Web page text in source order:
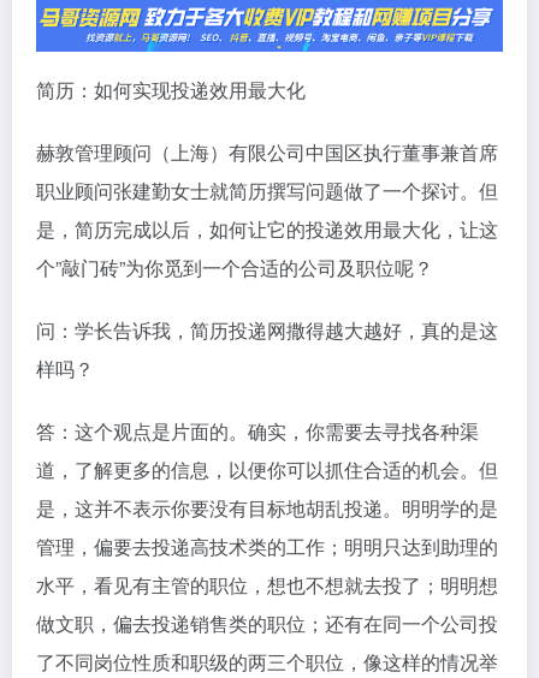
简历：如何实现投递效用最大化
赫敦管理顾问（上海）有限公司中国区执行董事兼首席
职业顾问张建勤女士就简历撰写问题做了一个探讨。但
是，简历完成以后，如何让它的投递效用最大化，让这
个”敲门砖”为你觅到一个合适的公司及职位呢？
问：学长告诉我，简历投递网撒得越大越好，真的是这
样吗？
答：这个观点是片面的。确实，你需要去寻找各种渠
道，了解更多的信息，以便你可以抓住合适的机会。但
是，这并不表示你要没有目标地胡乱投递。明明学的是
管理，偏要去投递高技术类的工作；明明只达到助理的
水平，看见有主管的职位，想也不想就去投了；明明想
做文职，偏去投递销售类的职位；还有在同一个公司投
了不同岗位性质和职级的两三个职位，像这样的情况举